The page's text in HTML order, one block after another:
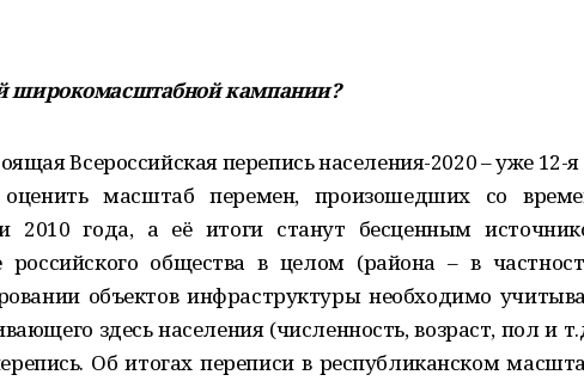
широкомасштабной кампании?
Всероссийская перепись населения-2020 – уже 12-я
масштаб перемен, произошедших со
2010 года, а её итоги станут бесценным
российского общества в целом (района – в
объектов инфраструктуры необходимо
здесь населения (численность, возраст, пол и
Об итогах переписи в республиканском